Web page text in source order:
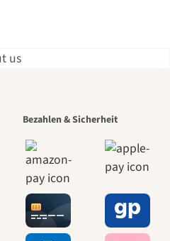
zu uns
führt
Bezahlen & Sicherheit